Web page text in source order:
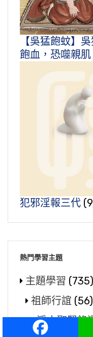
【吳猛飽蚊】
飽血，恐噬親肌
犯邪淫報三代
熱門學習主題
主題學習 (735)
祖師行誼 (56)
淨土聖賢錄